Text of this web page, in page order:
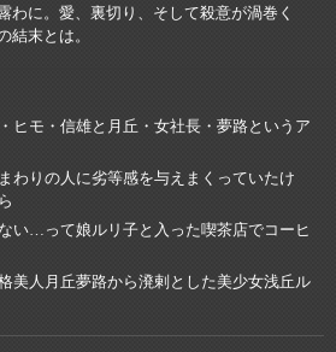
わに。愛、裏切り、そして殺意が渦巻く
結末とは。
ヒモ・信雄と月丘・女社長・夢路というア
わりの人に劣等感を与えまくっていたけ
い…って娘ルリ子と入った喫茶店でコーヒ
美人月丘夢路から溌剌とした美少女浅丘ル